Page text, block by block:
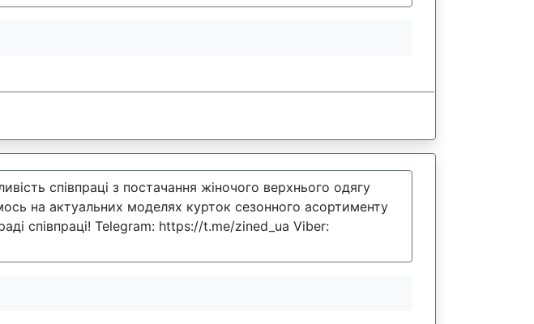
співпраці з постачання жіночого верхнього одягу
на актуальних моделях курток сезонного асортименту
співпраці! Telegram: https://t.me/zined_ua Viber: